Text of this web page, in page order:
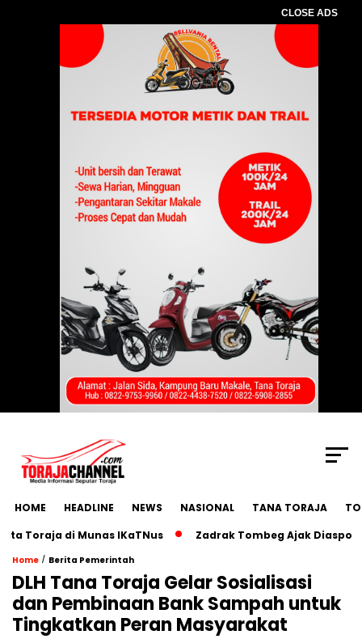
CLOSE ADS
HOME HEADLINE NEWS NASIONAL TANA TORAJA
di Munas IKaTNus
Zadrak Tombeg Ajak Diaspora
Home / Berita Pemerintah
DLH Tana Toraja Gelar Sosialisasi
dan Pembinaan Bank Sampah untuk
Tingkatkan Peran Masyarakat